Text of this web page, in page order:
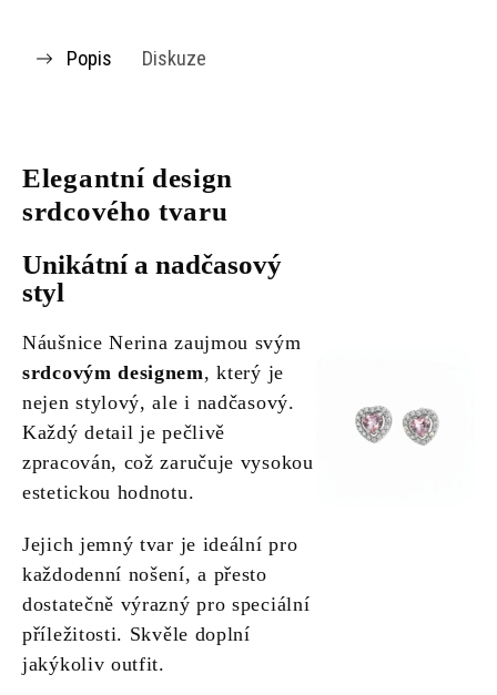
Popis Diskuze
Elegantní design
srdcového tvaru
Unikátní a nadčasový
styl
Náušnice Nerina zaujmou svým
srdcovým designem, který je
nejen stylový, ale i nadčasový.
Každý detail je pečlivě
zpracován, což zaručuje vysokou
estetickou hodnotu.
Jejich jemný tvar je ideální pro
každodenní nošení, a přesto
dostatečně výrazný pro speciální
příležitosti. Skvěle doplní
jakýkoliv outfit.